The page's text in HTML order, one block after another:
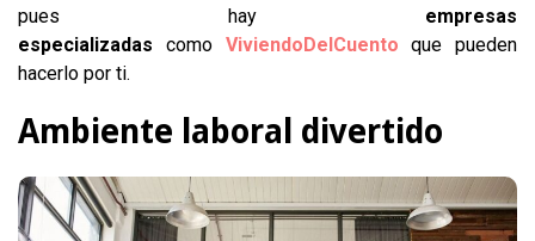
pues hay empresas
especializadas como ViviendoDelCuento que pueden
hacerlo por ti.
Ambiente laboral divertido